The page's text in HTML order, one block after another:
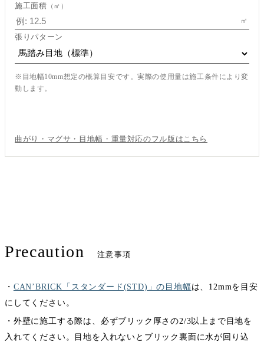
施工面積 （㎡）
㎡
張りパターン
※目地幅10mm想定の概算目安です。実際の使用量は施工条件により変
動します。
曲がり・マグサ・目地幅・重量対応のフル版はこちら
Precaution 注意事項
・ CAN’BRICK「スタンダード(STD)」の目地幅 は、12mmを目安
にしてください。
・外壁に施工する際は、必ずブリック厚さの2/3以上まで目地を
入れてください。目地を入れないとブリック裏面に水が回り込